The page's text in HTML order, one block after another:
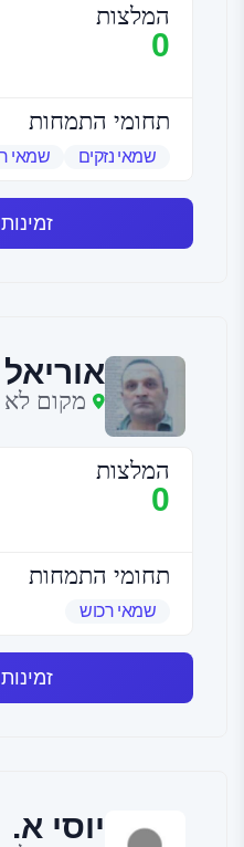
המלצות
0
תחומי התמחות
שמאי נזקים שמאי
מקום לא
המלצות
0
תחומי התמחות
שמאי רכוש
יוסי א.